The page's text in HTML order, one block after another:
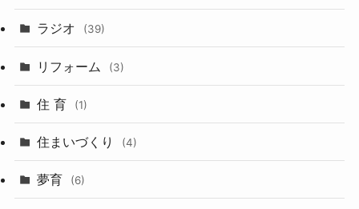
ラジオ (39)
リフォーム (3)
住 育 (1)
住まいづくり (4)
夢育 (6)